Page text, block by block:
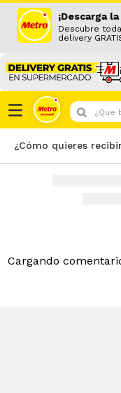
¡Descarga
Descubre
delivery
¿Que
¿Cómo quieres
Cargando